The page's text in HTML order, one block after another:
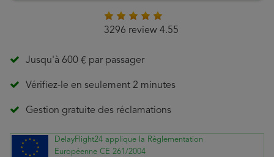
3296 review 4.55
Jusqu'à 600 € par passager
Vérifiez-le en seulement 2 minutes
Gestion gratuite des réclamations
DelayFlight24 applique la Règlementation
Européenne CE 261/2004